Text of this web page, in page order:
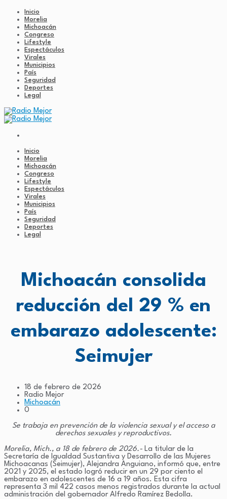
Inicio
Morelia
Michoacán
Congreso
Lifestyle
Espectáculos
Virales
Municipios
País
Seguridad
Deportes
Legal
Inicio
Morelia
Michoacán
Congreso
Lifestyle
Espectáculos
Virales
Municipios
País
Seguridad
Deportes
Legal
Michoacán consolida
reducción del 29 % en
embarazo adolescente:
Seimujer
18 de febrero de 2026
Radio Mejor
Michoacán
0
Se trabaja en prevención de la violencia sexual y el acceso a
derechos sexuales y reproductivos.
Morelia, Mich., a 18 de febrero de 2026.- La titular de la
Secretaría de Igualdad Sustantiva y Desarrollo de las Mujeres
Michoacanas (Seimujer), Alejandra Anguiano, informó que, entre
2021 y 2025, el estado logró reducir en un 29 por ciento el
embarazo en adolescentes de 16 a 19 años. Esta cifra
representa 3 mil 422 casos menos registrados durante la actual
administración del gobernador Alfredo Ramírez Bedolla.